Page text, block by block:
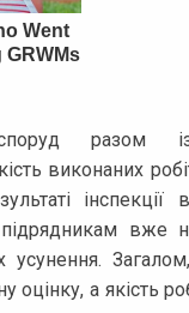
разом із
виконаних
інспекції
вже
усунення.
оцінку, а якість